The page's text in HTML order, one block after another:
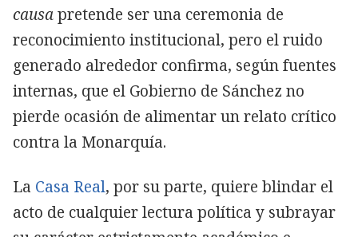
causapretende ser una ceremonia de
reconocimiento institucional, pero el ruido
generado alrededor confirma, según fuentes
internas, que el Gobierno de Sánchez no
pierde ocasión de alimentar un relato crítico
contra la Monarquía.
La Casa Real, por su parte, quiere blindar el
acto de cualquier lectura política y subrayar